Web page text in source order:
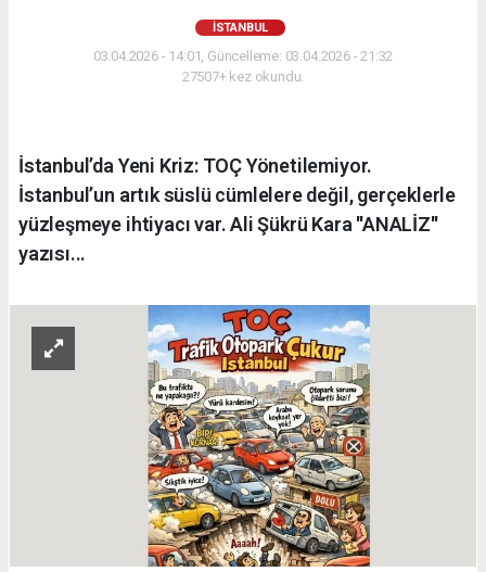
İSTANBUL
03.04.2026 - 14:01, Güncelleme: 03.04.2026 - 21:32
27507+ kez okundu.
İstanbul’da Yeni Kriz: TOÇ Yönetilemiyor.
İstanbul’un artık süslü cümlelere değil, gerçeklerle
yüzleşmeye ihtiyacı var. Ali Şükrü Kara ''ANALİZ''
yazısı...